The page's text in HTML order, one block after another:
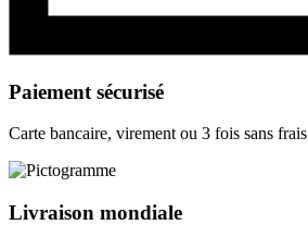
Paiement sécurisé
Carte bancaire, virement ou 3 fois sans frais
Livraison mondiale